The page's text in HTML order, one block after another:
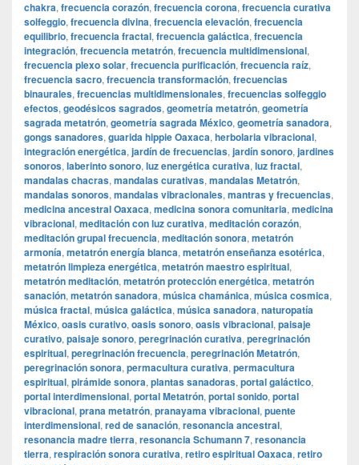
chakra, frecuencia corazón, frecuencia corona, frecuencia curativa
solfeggio, frecuencia divina, frecuencia elevación, frecuencia
equilibrio, frecuencia fractal, frecuencia galáctica, frecuencia
integración, frecuencia metatrón, frecuencia multidimensional,
frecuencia plexo solar, frecuencia purificación, frecuencia raíz,
frecuencia sacro, frecuencia transformación, frecuencias
binaurales, frecuencias multidimensionales, frecuencias solfeggio
efectos, geodésicos sagrados, geometría metatrón, geometría
sagrada metatrón, geometría sagrada México, geometría sanadora,
gongs sanadores, guarida hippie Oaxaca, herbolaria vibracional,
integración energética, jardín de frecuencias, jardín sonoro, jardines
sonoros, laberinto sonoro, luz energética curativa, luz fractal,
mandalas chacras, mandalas curativas, mandalas Metatrón,
mandalas sonoros, mandalas vibracionales, mantras y frecuencias,
medicina ancestral Oaxaca, medicina sonora comunitaria, medicina
vibracional, meditación con luz curativa, meditación corazón,
meditación grupal frecuencia, meditación sonora, metatrón
armonía, metatrón energía blanca, metatrón enseñanza esotérica,
metatrón limpieza energética, metatrón maestro espiritual,
metatrón meditación, metatrón protección energética, metatrón
sanación, metatrón sanadora, música chamánica, música cosmica,
música fractal, música galáctica, música sanadora, naturopatía
México, oasis curativo, oasis sonoro, oasis vibracional, paisaje
curativo, paisaje sonoro, peregrinación curativa, peregrinación
espiritual, peregrinación frecuencia, peregrinación Metatrón,
peregrinación sonora, permacultura curativa, permacultura
espiritual, pirámide sonora, plantas sanadoras, portal galáctico,
portal interdimensional, portal Metatrón, portal sonido, portal
vibracional, prana metatrón, pranayama vibracional, puente
interdimensional, red de sanación, resonancia ancestral,
resonancia madre tierra, resonancia Schumann 7, resonancia
tierra, respiración sonora curativa, retiro espiritual Oaxaca, retiro